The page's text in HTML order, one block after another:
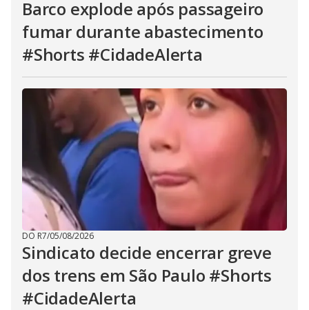
Barco explode após passageiro
fumar durante abastecimento
#Shorts #CidadeAlerta
DO R7/05/08/2026
Sindicato decide encerrar greve
dos trens em São Paulo #Shorts
#CidadeAlerta